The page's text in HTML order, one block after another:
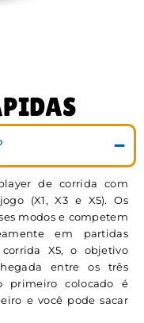
de corrida com
(X1, X3 e X5). Os
modos e competem
em partidas
X5, o objetivo
entre os três
primeiro colocado é
e você pode sacar